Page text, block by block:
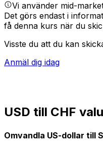
Vi använder mid-
Det görs endast i
få denna kurs när du
Visste du att du kan
Anmäl dig idag
USD till CHF
Omvandla US-dollar till